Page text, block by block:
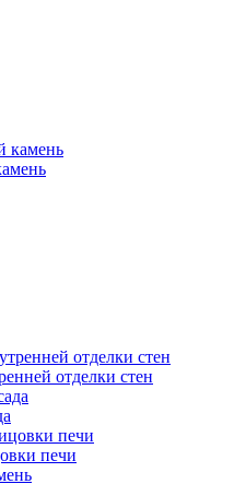
отделки стен
печи